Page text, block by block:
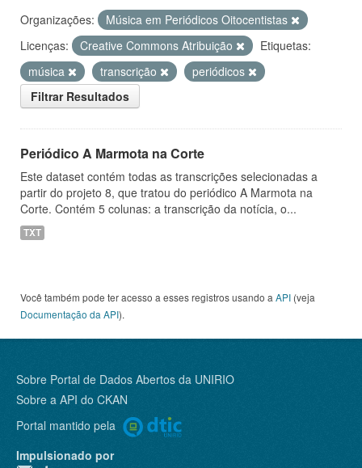
Organizações:
Música em Periódicos Oitocentistas
Licenças:
Creative Commons Atribuição
Etiquetas:
música
transcrição
periódicos
Filtrar Resultados
Periódico A Marmota na Corte
Este dataset contém todas as transcrições selecionadas a
partir do projeto 8, que tratou do periódico A Marmota na
Corte. Contém 5 colunas: a transcrição da notícia, o...
TXT
Você também pode ter acesso a esses registros usando a API (veja
Documentação da API).
Sobre Portal de Dados Abertos da UNIRIO
Sobre a API do CKAN
Portal mantido pela
Impulsionado por